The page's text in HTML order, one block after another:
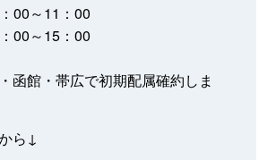
00～11：00
00～15：00
函館・帯広で初期配属確約しま
ら↓